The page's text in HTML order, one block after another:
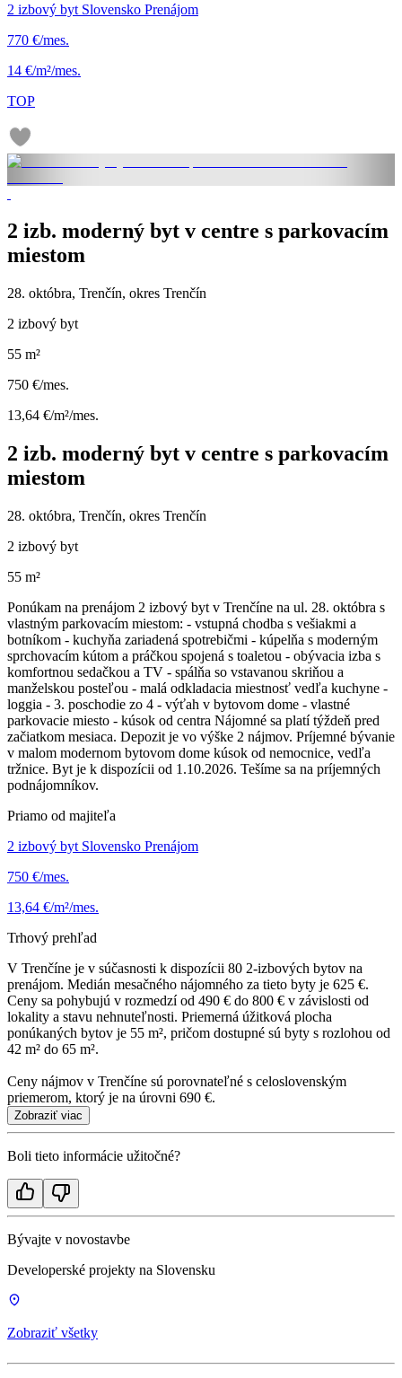
2 izbový byt Slovensko Prenájom
770 €/mes.
14 €/m²/mes.
TOP
2 izb. moderný byt v centre s parkovacím
miestom
28. októbra, Trenčín, okres Trenčín
2 izbový byt
55 m²
750 €/mes.
13,64 €/m²/mes.
2 izb. moderný byt v centre s parkovacím
miestom
28. októbra, Trenčín, okres Trenčín
2 izbový byt
55 m²
Ponúkam na prenájom 2 izbový byt v Trenčíne na ul. 28. októbra s
vlastným parkovacím miestom: - vstupná chodba s vešiakmi a
botníkom - kuchyňa zariadená spotrebičmi - kúpelňa s moderným
sprchovacím kútom a práčkou spojená s toaletou - obývacia izba s
komfortnou sedačkou a TV - spálňa so vstavanou skriňou a
manželskou posteľou - malá odkladacia miestnosť vedľa kuchyne -
loggia - 3. poschodie zo 4 - výťah v bytovom dome - vlastné
parkovacie miesto - kúsok od centra Nájomné sa platí týždeň pred
začiatkom mesiaca. Depozit je vo výške 2 nájmov. Príjemné bývanie
v malom modernom bytovom dome kúsok od nemocnice, vedľa
tržnice. Byt je k dispozícii od 1.10.2026. Tešíme sa na príjemných
podnájomníkov.
Priamo od majiteľa
2 izbový byt Slovensko Prenájom
750 €/mes.
13,64 €/m²/mes.
Trhový prehľad
V Trenčíne je v súčasnosti k dispozícii 80 2-izbových bytov na
prenájom. Medián mesačného nájomného za tieto byty je 625 €.
Ceny sa pohybujú v rozmedzí od 490 € do 800 € v závislosti od
lokality a stavu nehnuteľnosti. Priemerná úžitková plocha
ponúkaných bytov je 55 m², pričom dostupné sú byty s rozlohou od
42 m² do 65 m².
Ceny nájmov v Trenčíne sú porovnateľné s celoslovenským
priemerom, ktorý je na úrovni 690 €.
Zobraziť viac
Boli tieto informácie užitočné?
Bývajte v novostavbe
Developerské projekty na Slovensku
Zobraziť všetky